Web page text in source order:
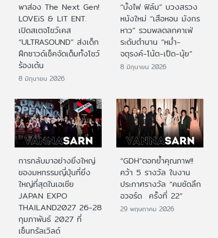
พาส่อง The Next Gen!
LOVEiS & LIT ENT.
เปิดสเตจโชว์เคส
“ULTRASOUND” ส่งเด็ก
ฝึกซาวด์เช็คจัดเต็มทั้งโชว์
ร้องเต้น
8 มิถุนายน 2026
“บั้งไฟ ฟิล์ม” บวงสรวง
หนังใหม่ “เสือหอน มังกร
หาว” รวมพลตลกคาเฟ่
ระดับตำนาน “หม่ำ-
จตุรงค์-โน้ต-เป็ด-นุ้ย”
8 มิถุนายน 2026
การกลับมาอย่างยิ่งใหญ่
ของมหกรรมญี่ปุ่นที่ยิ่ง
ใหญ่ที่สุดในเอเชีย
JAPAN EXPO
THAILAND2027 26-28
กุมภาพันธ์ 2027 ที่
เซ็นทรัลเวิลด์
“GDH”ตอกย้ำคุณภาพ!!
คว้า 5 รางวัล ในงาน
ประกาศรางวัล “คมชัดลึก
อวอร์ด ครั้งที่ 22”
29 พฤษภาคม 2026